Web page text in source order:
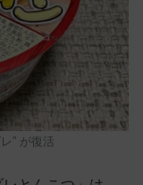
” が復活